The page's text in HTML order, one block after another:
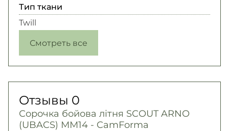
Тип ткани
Twill
Смотреть все
Отзывы 0
Сорочка бойова літня SCOUT ARNO
(UBACS) ММ14 - CamForma